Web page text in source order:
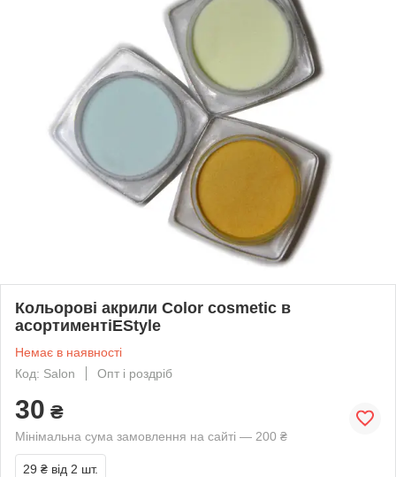
Кольорові акрили Color cosmetic в
асортиментіEStyle
Немає в наявності
Код: Salon
Опт і роздріб
30 ₴
Мінімальна сума замовлення на сайті — 200 ₴
29 ₴ від 2 шт.